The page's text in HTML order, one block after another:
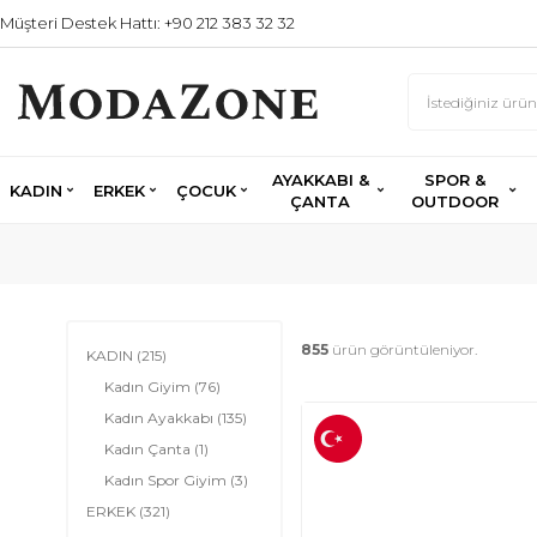
Müşteri Destek Hattı: +90 212 383 32 32
KADIN ERKEK ÇOCUK
AYAKKABI &
ÇANTA
SPOR &
OUTDOOR
KADIN (215)
Kadın Giyim (76)
Kadın Ayakkabı (135)
Kadın Çanta (1)
Kadın Spor Giyim (3)
ERKEK (321)
855ürün görüntüleniyor.